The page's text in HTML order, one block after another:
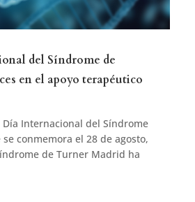
del Síndrome de
en el apoyo terapéutico
Día Internacional del Síndrome
conmemora el 28 de agosto,
de Turner Madrid ha